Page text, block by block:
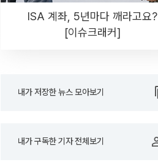
ISA 계좌, 5년마다 깨라고요?
[이슈크래커]
내가 저장한 뉴스 모아보기
내가 구독한 기자 전체보기